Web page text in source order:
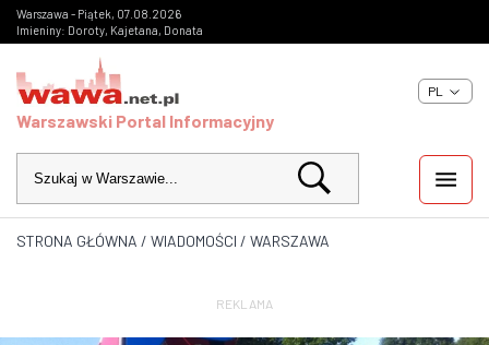
Warszawa - Piątek, 07.08.2026
Imieniny: Doroty, Kajetana, Donata
Warszawski Portal Informacyjny
PL
WIADOMOŚCI
STRONA GŁÓWNA / WIADOMOŚCI / WARSZAWA
REKLAMA